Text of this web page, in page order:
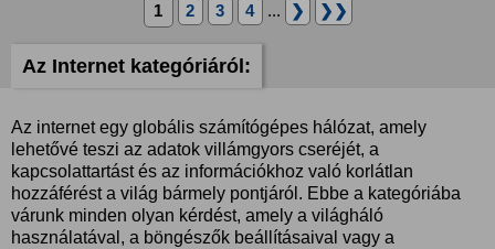
1 2 3 4 ... ❯ ❯❯
Az Internet kategóriáról:
Az internet egy globális számítógépes hálózat, amely
lehetővé teszi az adatok villámgyors cseréjét, a
kapcsolattartást és az információkhoz való korlátlan
hozzáférést a világ bármely pontjáról. Ebbe a kategóriába
várunk minden olyan kérdést, amely a világháló
használatával, a böngészők beállításaival vagy a